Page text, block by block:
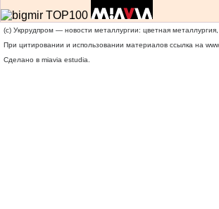
(c) Укррудпром — новости металлургии: цветная
При цитировании и использовании материалов ссылка на
Сделано в miavia estudia.